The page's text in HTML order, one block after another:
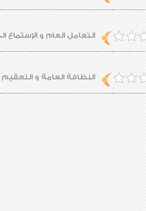
التعامل العام و الإستماع
النظافة العامة و التعقيم